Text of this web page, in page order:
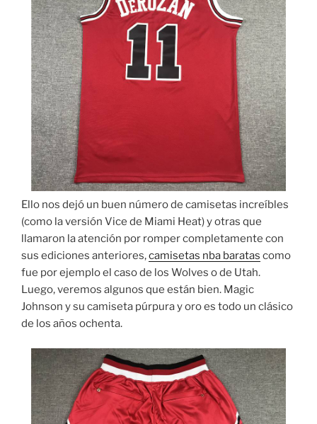
Ello nos dejó un buen número de camisetas increíbles
(como la versión Vice de Miami Heat) y otras que
llamaron la atención por romper completamente con
sus ediciones anteriores,camisetas nba baratas como
fue por ejemplo el caso de los Wolves o de Utah.
Luego, veremos algunos que están bien. Magic
Johnson y su camiseta púrpura y oro es todo un clásico
de los años ochenta.